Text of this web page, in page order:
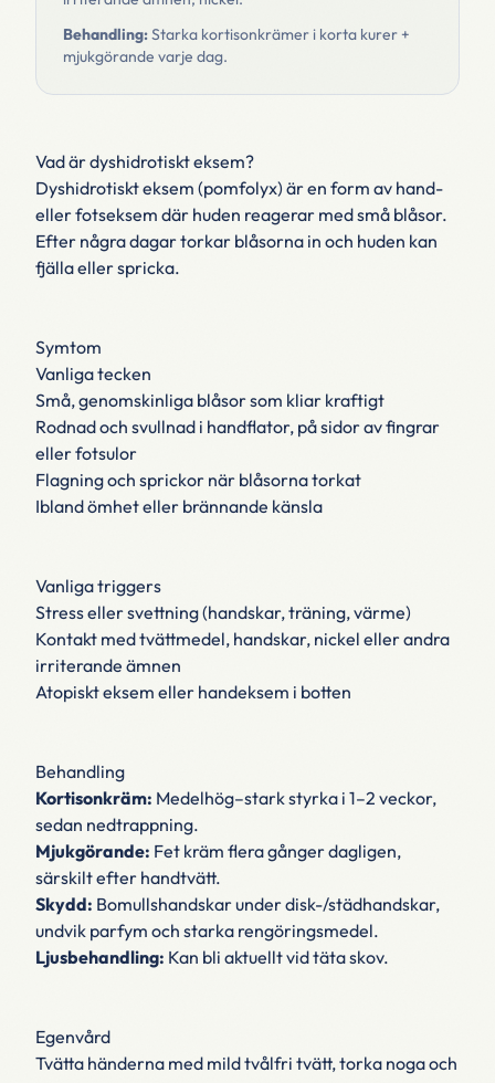
Behandling:Starka kortisonkrämer i korta kurer +
mjukgörande varje dag.
Vad är dyshidrotiskt eksem?
Dyshidrotiskt eksem (pomfolyx) är en form av hand-
eller fots­eksem där huden reagerar med små blåsor.
Efter några dagar torkar blåsorna in och huden kan
fjälla eller spricka.
Symtom
Vanliga tecken
Små, genomskinliga blåsor som kliar kraftigt
Rodnad och svullnad i handflator, på sidor av fingrar
eller fotsulor
Flagning och sprickor när blåsorna torkat
Ibland ömhet eller brännande känsla
Vanliga triggers
Stress eller svettning (handskar, träning, värme)
Kontakt med tvättmedel, handskar, nickel eller andra
irriterande ämnen
Atopiskt eksem eller handeksem i botten
Behandling
Kortisonkräm: Medelhög–stark styrka i 1–2 veckor,
sedan nedtrappning.
Mjukgörande: Fet kräm flera gånger dagligen,
särskilt efter handtvätt.
Skydd: Bomullshandskar under disk-/städ­handskar,
undvik parfym och starka rengöringsmedel.
Ljusbehandling: Kan bli aktuellt vid täta skov.
Egenvård
Tvätta händerna med mild tvålfri tvätt, torka noga och